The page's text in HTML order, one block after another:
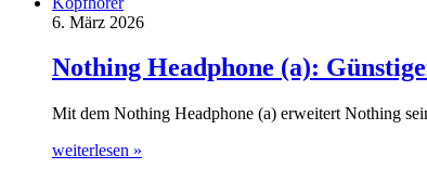
6. März 2026
Nothing Headphone (a):
Mit dem Nothing Headphone (a) erweitert Nothing
weiterlesen »